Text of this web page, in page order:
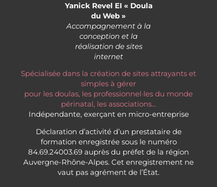
Yanick Revel EI « Doula
du Web »
Accompagnement à la
conception et la
réalisation de sites
internet
Spécialisée dans la création de sites attrayants et
simples à gérer
pour les doulas, les professionnel·les du monde
périnatal, les associations...
Indépendante, exerçant en micro-entreprise
Déclaration d’activité d’un prestataire de
formation enregistrée sous le numéro
84.69.24003.69 auprès du préfet de la région
Auvergne-Rhône-Alpes. Cet enregistrement ne
vaut pas agrément de l’État.